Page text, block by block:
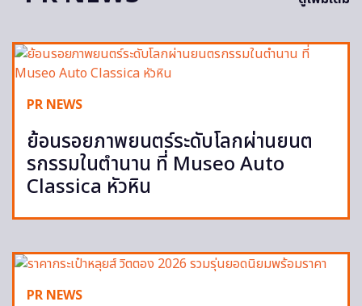
PR NEWS
ย้อนรอยภาพยนตร์ระดับโลกผ่านยนต
รกรรมในตำนาน ที่ Museo Auto
Classica หัวหิน
PR NEWS